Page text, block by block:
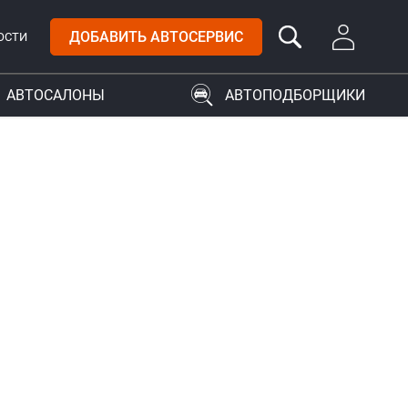
ДОБАВИТЬ АВТОСЕРВИС
АВТОСАЛОНЫ АВТОПОДБОРЩИКИ